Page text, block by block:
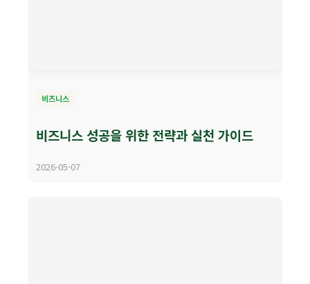
비즈니스
비즈니스 성공을 위한 전략과 실천 가이드
2026-05-07